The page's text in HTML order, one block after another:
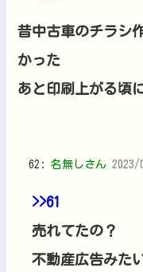
昔中古車のチラシ
かった
あと印刷上がる頃
62: 名無しさん 2023/
>>61
売れてたの？
不動産広告みた